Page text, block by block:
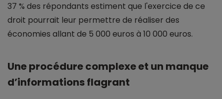
37 % des répondants estiment que l'exercice de ce
droit pourrait leur permettre de réaliser des
économies allant de 5 000 euros à 10 000 euros.
Une procédure complexe et un manque
d’informations flagrant